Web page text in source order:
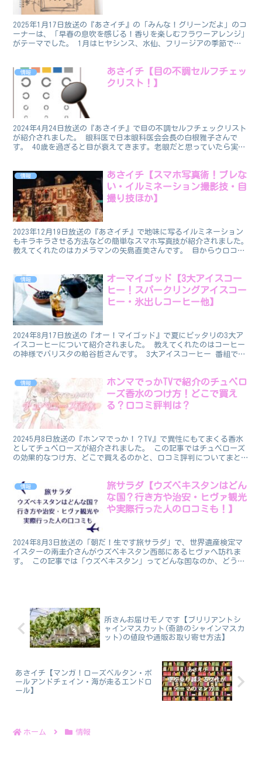
2025年1月17日放送の『あさイチ』の「みんな！グリーンだよ」のコ
ーナーは、「早春の息吹を感じる！香りを楽しむフラワーアレンジ」
がテーマでした。 1月はヒヤシンス、水仙、フリージアの季節で
情報
あさイチ【目の不調セルフチェッ
クリスト！】
2024年4月24日放送の『あさイチ』で目の不調セルフチェックリスト
が紹介されました。 眼科医で日本眼科医会会長の白根雅子さんで
す。 40歳を過ぎると目が衰えてきます。老眼だと思っていたら実は
情報
あさイチ【スマホ写真術！ブレな
い・イルミネーション撮影技・自
撮り技ほか】
2023年12月19日放送の『あさイチ』で地味に写るイルミネーション
もキラキラさせる方法などの簡単なスマホ写真技が紹介されました。
教えてくれたのはカメラマンの矢島直美さんです。 目からウロコの
情報
オーマイゴッド【3大アイスコー
ヒー！スパークリングアイスコー
ヒー・氷出しコーヒー他】
2024年8月17日放送の『オー！マイゴッド』で夏にピッタリの3大ア
イスコーヒーについて紹介されました。 教えてくれたのはコーヒー
の神様でバリスタの粕谷哲さんです。 3大アイスコーヒー 番組で紹
情報
ホンマでっかTVで紹介のチュベロ
ーズ香水のつけ方！どこで買え
る？口コミ評判は？
20245月8日放送の『ホンマでっか！？TV』で異性にもてまくる香水
としてチュベローズが紹介されました。 この記事ではチュベローズ
の効果的なつけ方、どこで買えるのかと、口コミ評判についてまとめ
情報
旅サラダ【ウズベキスタンはどん
な国？行き方や治安・ヒヴァ観光
や実際行った人の口コミも！】
2024年8月3日放送の「朝だ！生です旅サラダ」で、世界遺産検定マ
イスターの南圭介さんがウズベキスタン西部にあるヒヴァへ訪れま
す。 この記事では「ウズベキスタン」ってどんな国なのか、どうや
所さんお届けモノです【ブリリアントシ
ャインマスカット(奇跡のシャインマスカ
ット)の値段や通販お取り寄せ方法】
あさイチ【マンガ！ローズベルタン・ボ
ールアンドチェイン・海が走るエンドロ
ール】
ホーム 情報